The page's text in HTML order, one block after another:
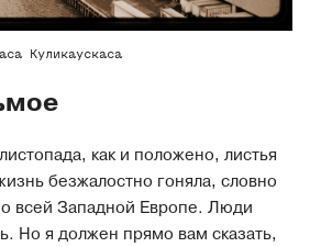
Куликаускаса
как и положено, листья
безжалостно гоняла, словно
всей Западной Европе. Люди
Но я должен прямо вам сказать,